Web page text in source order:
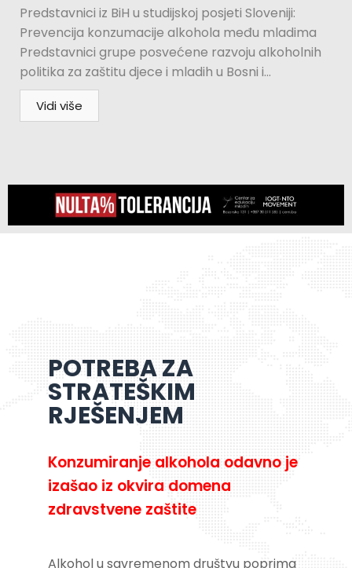
Predstavnici iz BiH u studijskoj posjeti Sloveniji:
Prevencija konzumacije alkohola među mladima
Predstavnici grupe posvećene razvoju alkoholnih
politika za zaštitu djece i mladih u Bosni i...
Vidi više
POTREBA ZA
STRATEŠKIM
RJEŠENJEM
Konzumiranje alkohola odavno je
izašao iz okvira domena
zdravstvene zaštite
Alkohol u savremenom društvu poprima